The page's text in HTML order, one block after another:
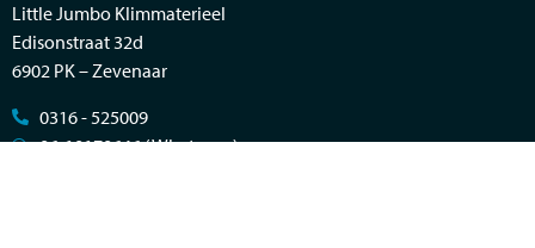
Little Jumbo Klimmaterieel
Edisonstraat 32d
6902 PK – Zevenaar
0316 - 525009
06-10170646 (Whatsapp)